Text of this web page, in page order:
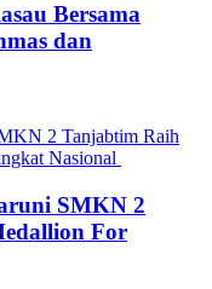
Bersama
dan
SMKN 2
For